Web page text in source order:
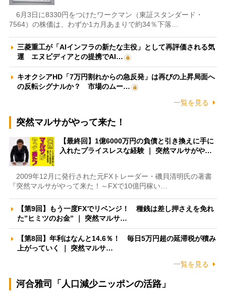
6月3日に8330円をつけたワークマン（東証スタンダード・
7564）の株価は、わずか1カ月あまりで約34％下落…
三菱重工が「AIインフラの新たな主役」として再評価される気
運 エヌビディアとの提携でAI…
キオクシアHD「7万円割れからの急反発」は再びの上昇局面へ
の反転シグナルか？ 市場のムー…
一覧を見る
突然マルサがやって来た！
【最終回】1億6000万円の負債と引き換えに手に
入れたプライスレスな経験 ｜ 突然マルサがや…
2009年12月に発行された元FXトレーダー・磯貝清明氏の著書
『突然マルサがやって来た！～FXで10億円稼い…
【第9回】もう一度FXでリベンジ！ 種銭は差し押さえを免れ
た”ヒミツのお金” ｜ 突然マルサ…
【第8回】年利はなんと14.6％！ 毎日5万円超の延滞税が積み
上がっていく ｜ 突然マルサ…
一覧を見る
河合雅司「人口減少ニッポンの活路」